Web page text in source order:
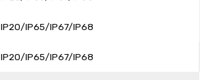
IP20/IP65/IP67/IP68
IP20/IP65/IP67/IP68